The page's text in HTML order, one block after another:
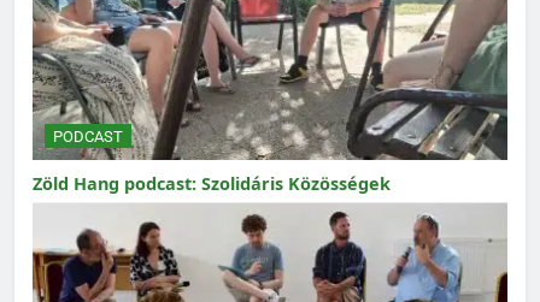
PODCAST
Zöld Hang podcast: Szolidáris Közösségek